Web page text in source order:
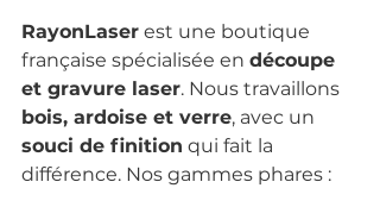
RayonLaser est une boutique
française spécialisée en découpe
et gravure laser. Nous travaillons
bois, ardoise et verre, avec un
souci de finition qui fait la
différence. Nos gammes phares :